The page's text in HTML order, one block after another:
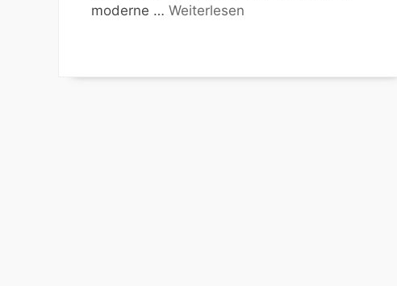
moderne … Weiterlesen